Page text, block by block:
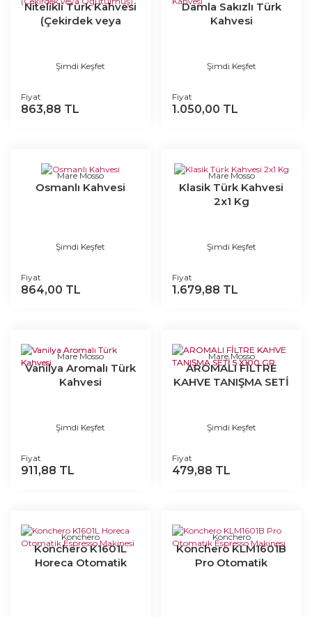
Nitelikli Türk Kahvesi
(Çekirdek veya
Şimdi Keşfet
Fiyat
863,88 TL
Damla Sakızlı Türk
Kahvesi
Şimdi Keşfet
Fiyat
1.050,00 TL
Mare Mosso
Osmanlı Kahvesi
Şimdi Keşfet
Fiyat
864,00 TL
Mare Mosso
Klasik Türk Kahvesi
2x1 Kg
Şimdi Keşfet
Fiyat
1.679,88 TL
Mare Mosso
Vanilya Aromalı Türk
Kahvesi
Şimdi Keşfet
Fiyat
911,88 TL
Mare Mosso
AROMALI FİLTRE
KAHVE TANIŞMA SETİ
Şimdi Keşfet
Fiyat
479,88 TL
Konchero
Konchero K1601L
Horeca Otomatik
Konchero
Konchero KLM1601B
Pro Otomatik